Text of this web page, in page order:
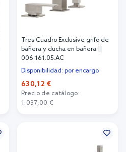
Tres Cuadro Exclusive grifo de
bañera y ducha en bañera ||
006.161.05.AC
Disponibilidad: por encargo
630,12 €
Precio de catálogo:
1.037,00 €